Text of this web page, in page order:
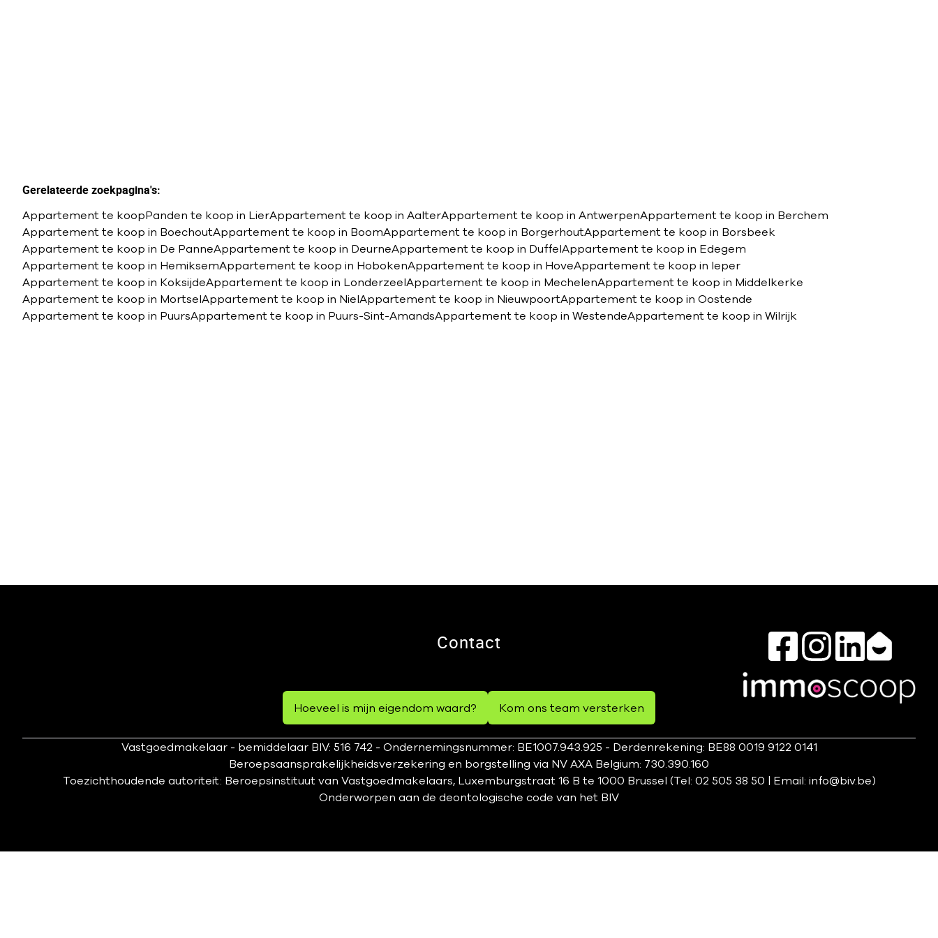
Gerelateerde zoekpagina's:
Appartement te koopPanden te koop in LierAppartement te koop in AalterAppartement te koop in AntwerpenAppartement te koop in Berchem
Appartement te koop in BoechoutAppartement te koop in BoomAppartement te koop in BorgerhoutAppartement te koop in Borsbeek
Appartement te koop in De PanneAppartement te koop in DeurneAppartement te koop in DuffelAppartement te koop in Edegem
Appartement te koop in HemiksemAppartement te koop in HobokenAppartement te koop in HoveAppartement te koop in Ieper
Appartement te koop in KoksijdeAppartement te koop in LonderzeelAppartement te koop in MechelenAppartement te koop in Middelkerke
Appartement te koop in MortselAppartement te koop in NielAppartement te koop in NieuwpoortAppartement te koop in Oostende
Appartement te koop in PuursAppartement te koop in Puurs-Sint-AmandsAppartement te koop in WestendeAppartement te koop in Wilrijk
Contact
Hoeveel is mijn eigendom waard? Kom ons team versterken
Vastgoedmakelaar - bemiddelaar BIV: 516 742 - Ondernemingsnummer: BE1007.943.925 - Derdenrekening: BE88 0019 9122 0141
Beroepsaansprakelijkheidsverzekering en borgstelling via NV AXA Belgium: 730.390.160
Toezichthoudende autoriteit: Beroepsinstituut van Vastgoedmakelaars, Luxemburgstraat 16 B te 1000 Brussel (Tel: 02 505 38 50 | Email: info@biv.be)
Onderworpen aan de deontologische code van het BIV